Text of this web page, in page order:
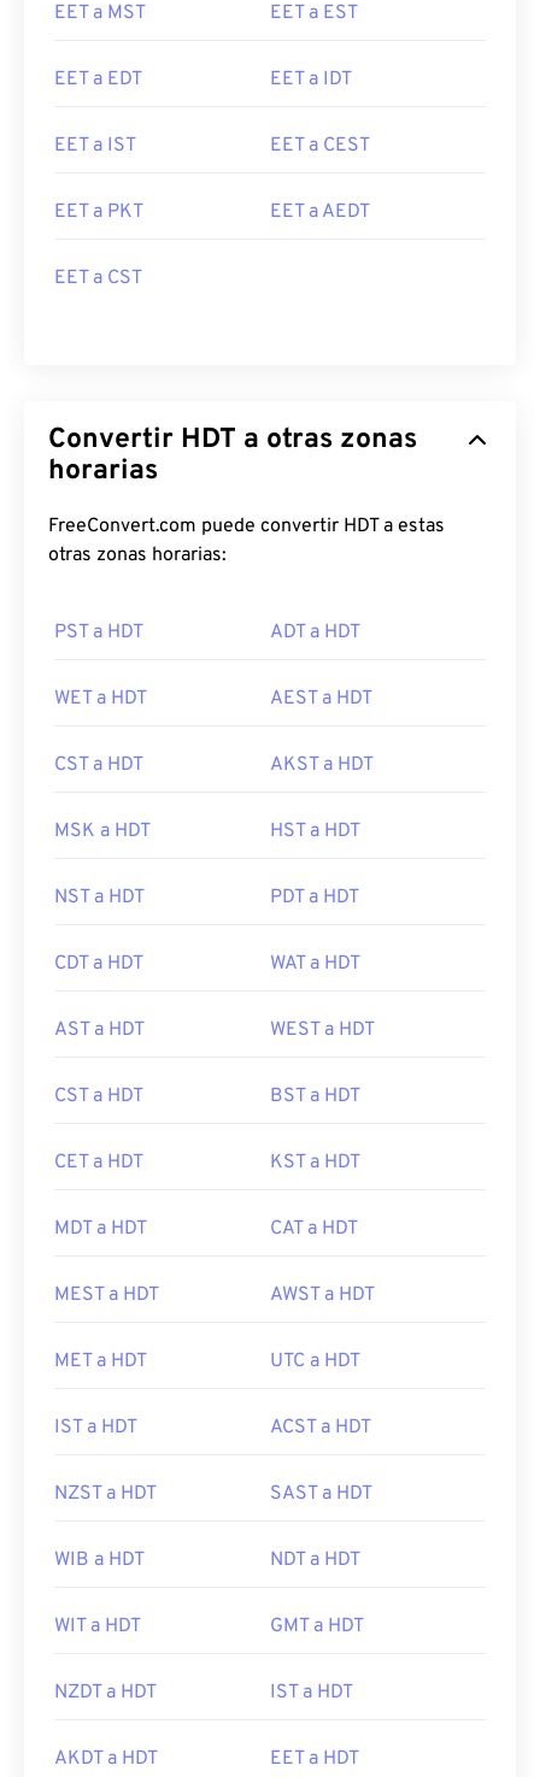
EET a MST EET a EST
EET a EDT EET a IDT
EET a IST EET a CEST
EET a PKT EET a AEDT
EET a CST
Convertir HDT a otras zonas
horarias
FreeConvert.com puede convertir HDT a estas
otras zonas horarias:
PST a HDT ADT a HDT
WET a HDT AEST a HDT
CST a HDT AKST a HDT
MSK a HDT HST a HDT
NST a HDT PDT a HDT
CDT a HDT WAT a HDT
AST a HDT WEST a HDT
CST a HDT BST a HDT
CET a HDT KST a HDT
MDT a HDT CAT a HDT
MEST a HDT AWST a HDT
MET a HDT UTC a HDT
IST a HDT ACST a HDT
NZST a HDT SAST a HDT
WIB a HDT NDT a HDT
WIT a HDT GMT a HDT
NZDT a HDT IST a HDT
AKDT a HDT EET a HDT